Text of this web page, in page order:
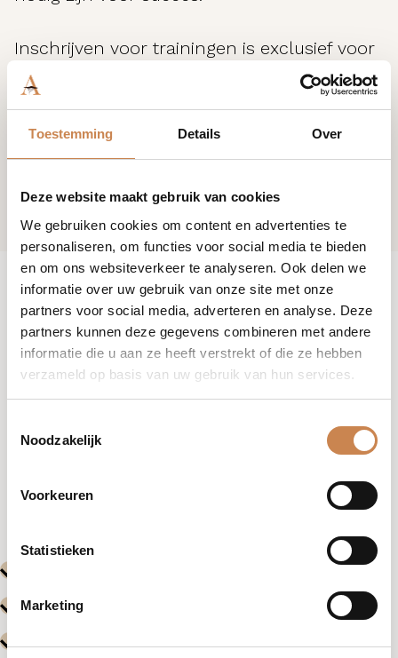
Toestemming Details Over
Deze website maakt gebruik van cookies
We gebruiken cookies om content en advertenties te
personaliseren, om functies voor social media te bieden
en om ons websiteverkeer te analyseren. Ook delen we
informatie over uw gebruik van onze site met onze
partners voor social media, adverteren en analyse. Deze
partners kunnen deze gegevens combineren met andere
informatie die u aan ze heeft verstrekt of die ze hebben
verzameld op basis van uw gebruik van hun services.
Noodzakelijk
Voorkeuren
Statistieken
Marketing
Inschrijven voor trainingen is exclusief voor
klanten van House of African Beauty. Ben je
nog geen klant? Neem contact met ons op
en join the tribe.
Evenementen
Volgende